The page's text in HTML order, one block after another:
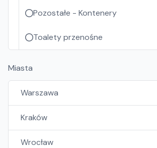
Pozostałe - Kontenery
Toalety przenośne
Miasta
Warszawa
Kraków
Wrocław